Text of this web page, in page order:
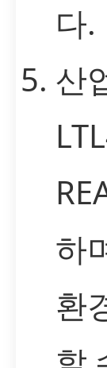
다.
산
하
환